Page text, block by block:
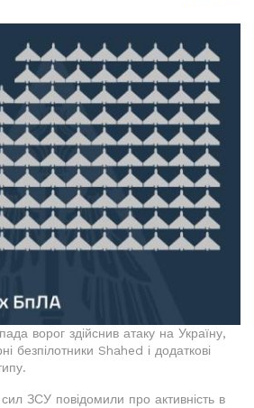
ворог здійснив атаку на Україну,
безпілотники Shahed і додаткові
сил ЗСУ повідомили про активність в